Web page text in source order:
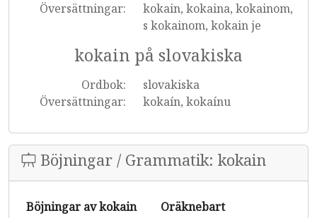
Översättningar:
kokain, kokaina, kokainom,
s kokainom, kokain je
kokain på slovakiska
Ordbok:
slovakiska
Översättningar:
kokaín, kokaínu
Böjningar / Grammatik: kokain
Böjningar av kokain
Oräknebart